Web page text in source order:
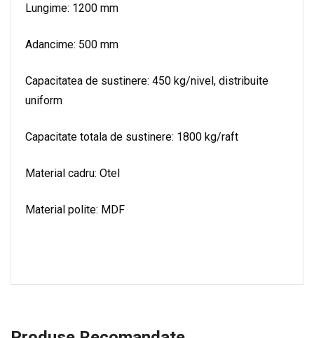
Lungime: 1200 mm
Adancime: 500 mm
Capacitatea de sustinere: 450 kg/nivel, distribuite
uniform
Capacitate totala de sustinere: 1800 kg/raft
Material cadru: Otel
Material polite: MDF